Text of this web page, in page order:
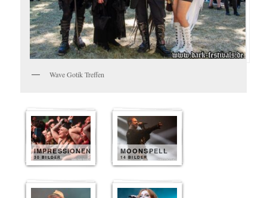
Wave Gotik Treffen
IMPRESSIONEN
30 BILDER
MOONSPELL
14 BILDER